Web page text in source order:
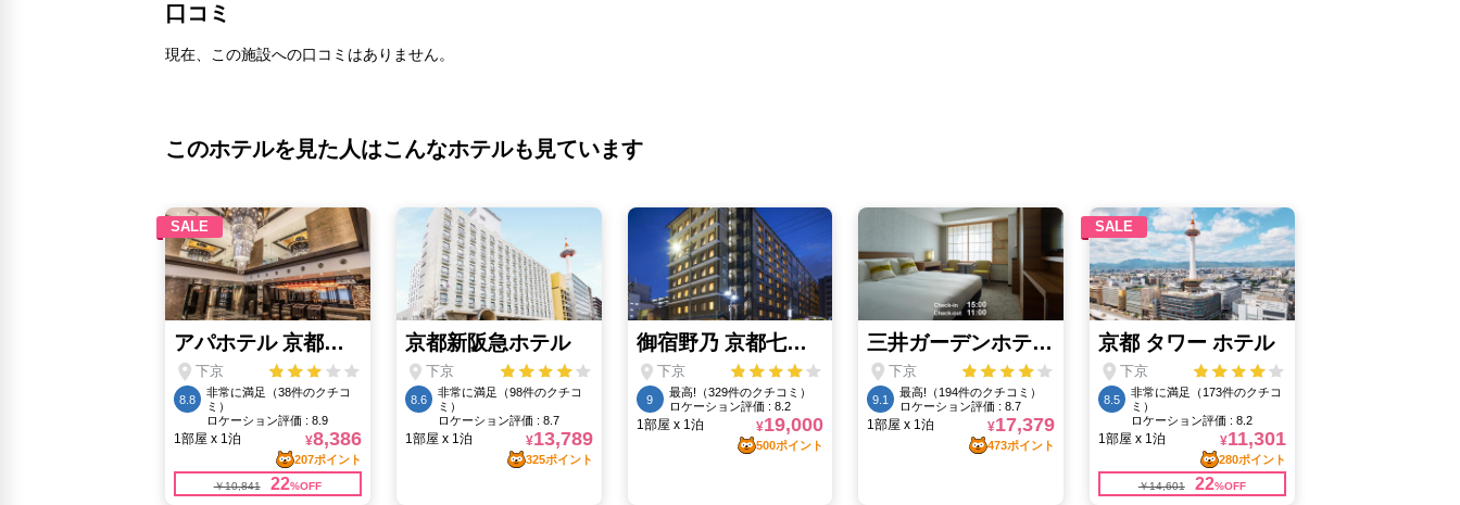
口コミ
現在、この施設への口コミはありません。
このホテルを見た人はこんなホテルも見ています